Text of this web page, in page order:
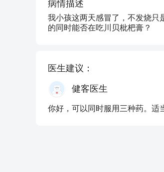
病情描述
我小孩这两天感冒了，不发烧只
的同时能否在吃川贝枇杷膏？
医生建议：
健客医生
你好，可以同时服用三种药。适